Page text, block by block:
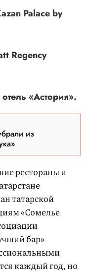
Palace by
Regency
«Астория».
из
рестораны и
татарской
«Сомелье
бар»
каждый год, но